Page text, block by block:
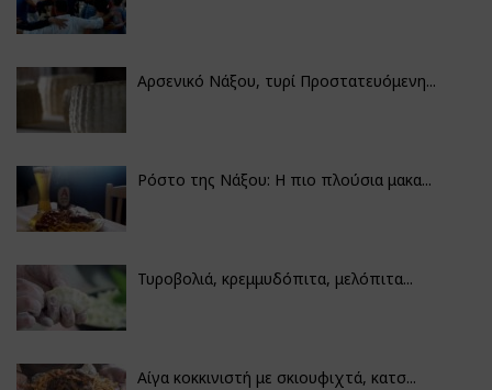
Αρσενικό Νάξου, τυρί Προστατευόμενη...
Ρόστο της Νάξου: Η πιο πλούσια μακα...
Τυροβολιά, κρεμμυδόπιτα, μελόπιτα...
Αίγα κοκκινιστή με σκιουφιχτά, κατσ...